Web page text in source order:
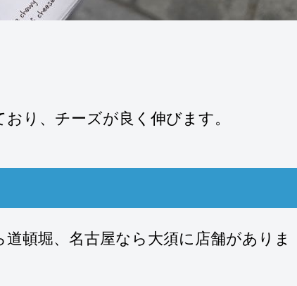
り、チーズが良く伸びます。
頓堀、名古屋なら大須に店舗がありま